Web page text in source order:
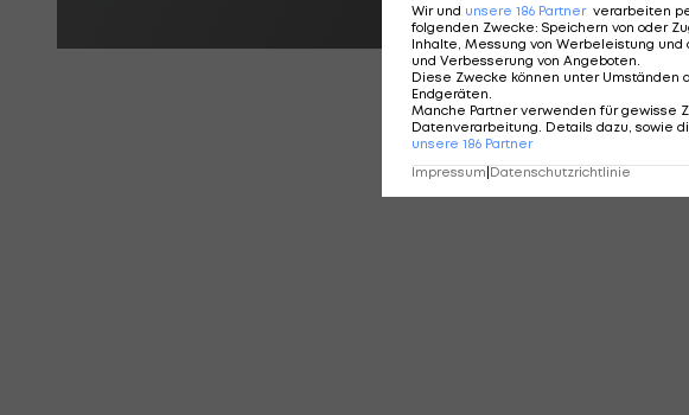
Wir und unsere 186 Partner verarbeiten
folgenden Zwecke: Speichern von oder
Inhalte, Messung von Werbeleistung
und Verbesserung von Angeboten
Diese Zwecke können unter Umständen
Endgeräten
Manche Partner verwenden für gewisse
Datenverarbeitung. Details dazu, sowie
unsere 186 Partner
Impressum|Datenschutzrichtlinie